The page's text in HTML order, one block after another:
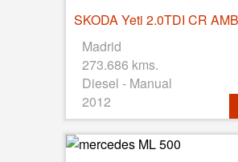
Madrid
273.686 kms.
Diesel - Manual
2012